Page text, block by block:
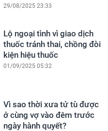
29/08/2025 23:33
Lộ ngoại tình vì giao dịch
thuốc tránh thai, chồng đòi
kiện hiệu thuốc
01/09/2025 05:32
Vì sao thời xưa tử tù được
ở cùng vợ vào đêm trước
ngày hành quyết?